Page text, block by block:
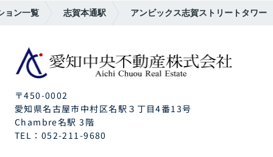
ョン一覧 志賀本通駅 アンビックス志賀ストリートタワー
〒450-0002
愛知県名古屋市中村区名駅３丁目4番13号
Chambre名駅 3階
TEL： 052-211-9680